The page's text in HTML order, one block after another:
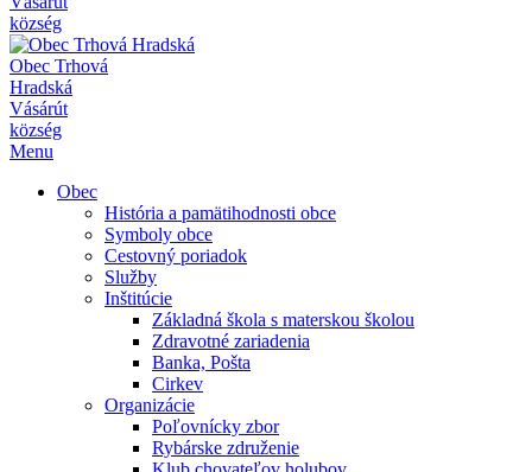
község
Obec Trhová
Hradská
Vásárút
község
Menu
Obec
História a pamätihodnosti obce
Symboly obce
Cestovný poriadok
Služby
Inštitúcie
Základná škola s materskou školou
Zdravotné zariadenia
Banka, Pošta
Cirkev
Organizácie
Poľovnícky zbor
Rybárske združenie